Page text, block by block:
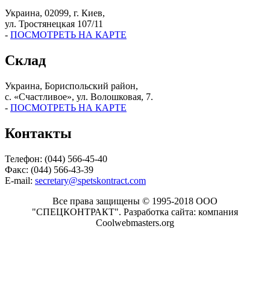
Украина, 02099, г. Киев,
ул. Тростянецкая 107/11
- ПОСМОТРЕТЬ НА КАРТЕ
Склад
Украина, Бориспольский район,
с. «Счастливое», ул. Волошковая, 7.
- ПОСМОТРЕТЬ НА КАРТЕ
Контакты
Телефон: (044) 566-45-40
Факс: (044) 566-43-39
E-mail: secretary@spetskontract.com
Все права защищены © 1995-2018 ООО
"СПЕЦКОНТРАКТ". Разработка сайта: компания
Coolwebmasters.org